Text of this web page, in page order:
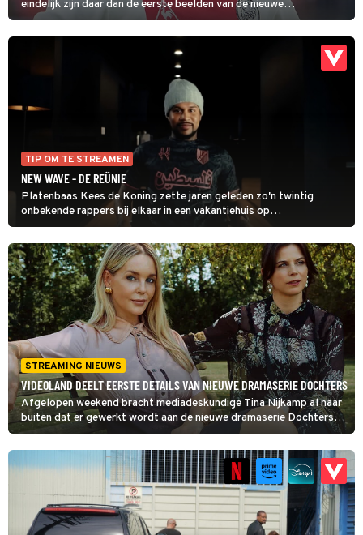
eindelijk zijn daar dan de eerste beelden van de nieuwe
Nederlandse dramaserie BASTA.
TIP OM TE STREAMEN
NEW WAVE - DE REÜNIE
Platenbaas Kees de Koning zette jaren geleden zo'n twintig
onbekende rappers bij elkaar in een vakantiehuis op
Schiermonnikoog met als gevolg een geweldig album en artiesten
die ongekend populair werden. Een succesverhaal dat meer
aandacht verdient dan deze documentaire die met twee
afleveringen veel te kort is. Het rapperscollectief kent
interessante persoonlijkheden die niet goed worden uitgediept en
dit geldt ook voor de onderlinge conflicten die tussen neus en
lippen door worden genoemd.
STREAMING NIEUWS
VIDEOLAND DEELT EERSTE DETAILS VAN NIEUWE DRAMASERIE DOCHTERS
Afgelopen weekend bracht mediadeskundige Tina Nijkamp al naar
buiten dat er gewerkt wordt aan de nieuwe dramaserie Dochters,
met rollen voor onder anderen Chantal Janzen en Elise Schaap.
Inmiddels heeft Videoland de komst van de serie bevestigd en
meer details gedeeld over het verhaal en de cast.